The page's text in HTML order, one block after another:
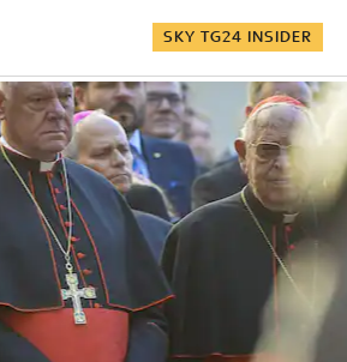
SKY TG24 INSIDER